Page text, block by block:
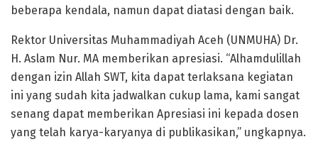
beberapa kendala, namun dapat diatasi dengan baik.
Rektor Universitas Muhammadiyah Aceh (UNMUHA) Dr.
H. Aslam Nur. MA memberikan apresiasi. “Alhamdulillah
dengan izin Allah SWT, kita dapat terlaksana kegiatan
ini yang sudah kita jadwalkan cukup lama, kami sangat
senang dapat memberikan Apresiasi ini kepada dosen
yang telah karya-karyanya di publikasikan,” ungkapnya.